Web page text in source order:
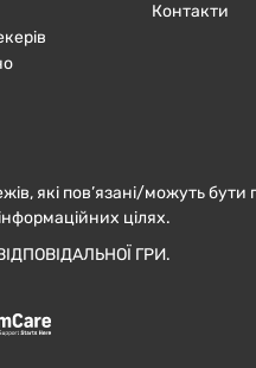
Контакти
які пов’язані/можуть бути
цілях.
ГРИ.